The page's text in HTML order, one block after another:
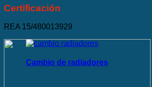
Cambio de radiadores
Certificación
REA 15/480013929